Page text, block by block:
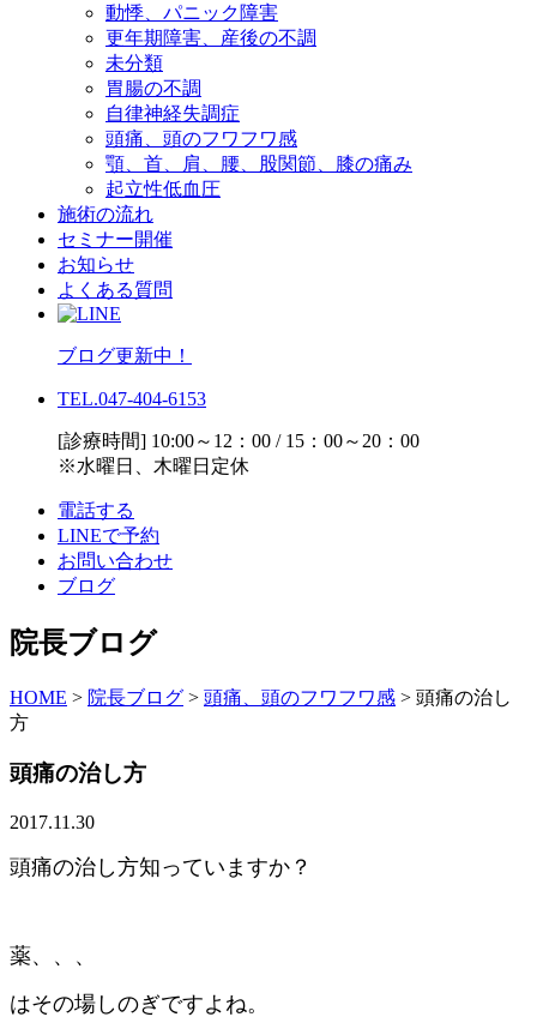
動悸、パニック障害
更年期障害、産後の不調
未分類
胃腸の不調
自律神経失調症
頭痛、頭のフワフワ感
顎、首、肩、腰、股関節、膝の痛み
起立性低血圧
施術の流れ
セミナー開催
お知らせ
よくある質問
ブログ更新中！
TEL.047-404-6153
[診療時間] 10:00～12：00 / 15：00～20：00
※水曜日、木曜日定休
電話する
LINEで予約
お問い合わせ
ブログ
院長ブログ
HOME > 院長ブログ > 頭痛、頭のフワフワ感 > 頭痛の治し
方
頭痛の治し方
2017.11.30
頭痛の治し方知っていますか？
薬、、、
はその場しのぎですよね。